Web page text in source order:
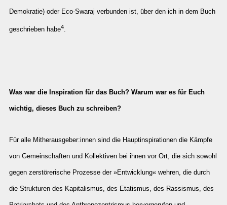
Demokratie) oder Eco-Swaraj verbunden ist, über den ich in dem Buch
geschrieben habe4.
Was war die Inspiration für das Buch? Warum war es für Euch
wichtig, dieses Buch zu schreiben?
Für alle Mitherausgeber:innen sind die Hauptinspirationen die Kämpfe
von Gemeinschaften und Kollektiven bei ihnen vor Ort, die sich sowohl
gegen zerstörerische Prozesse der »Entwicklung« wehren, die durch
die Strukturen des Kapitalismus, des Etatismus, des Rassismus, des